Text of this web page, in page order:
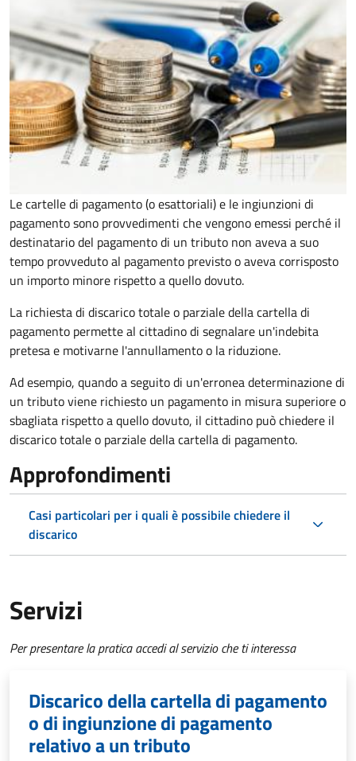
Le cartelle di pagamento (o esattoriali) e le ingiunzioni di
pagamento sono provvedimenti che vengono emessi perché il
destinatario del pagamento di un tributo non aveva a suo
tempo provveduto al pagamento previsto o aveva corrisposto
un importo minore rispetto a quello dovuto.
La richiesta di discarico totale o parziale della cartella di
pagamento permette al cittadino di segnalare un'indebita
pretesa e motivarne l'annullamento o la riduzione.
Ad esempio, quando a seguito di un'erronea determinazione di
un tributo viene richiesto un pagamento in misura superiore o
sbagliata rispetto a quello dovuto, il cittadino può chiedere il
discarico totale o parziale della cartella di pagamento.
Approfondimenti
Casi particolari per i quali è possibile chiedere il
discarico
Servizi
Per presentare la pratica accedi al servizio che ti interessa
Discarico della cartella di pagamento
o di ingiunzione di pagamento
relativo a un tributo